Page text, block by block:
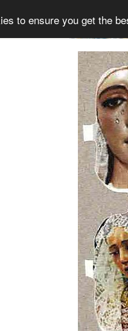
to ensure you get the
Sammlung